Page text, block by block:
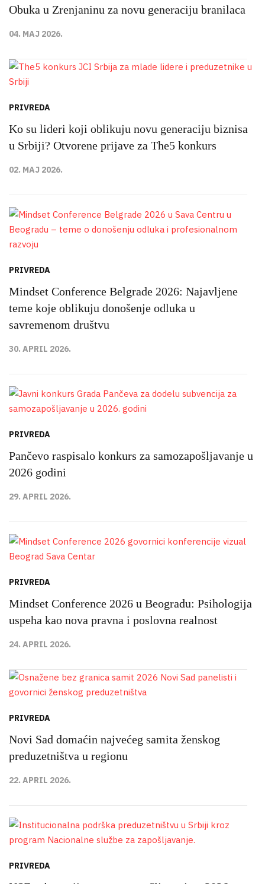
Obuka u Zrenjaninu za novu generaciju branilaca
04. MAJ 2026.
PRIVREDA
Ko su lideri koji oblikuju novu generaciju biznisa
u Srbiji? Otvorene prijave za The5 konkurs
02. MAJ 2026.
PRIVREDA
Mindset Conference Belgrade 2026: Najavljene
teme koje oblikuju donošenje odluka u
savremenom društvu
30. APRIL 2026.
PRIVREDA
Pančevo raspisalo konkurs za samozapošljavanje u
2026 godini
29. APRIL 2026.
PRIVREDA
Mindset Conference 2026 u Beogradu: Psihologija
uspeha kao nova pravna i poslovna realnost
24. APRIL 2026.
PRIVREDA
Novi Sad domaćin najvećeg samita ženskog
preduzetništva u regionu
22. APRIL 2026.
PRIVREDA